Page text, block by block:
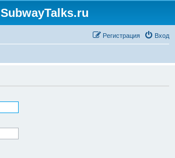
SubwayTalks.ru
Вход
Регистрация